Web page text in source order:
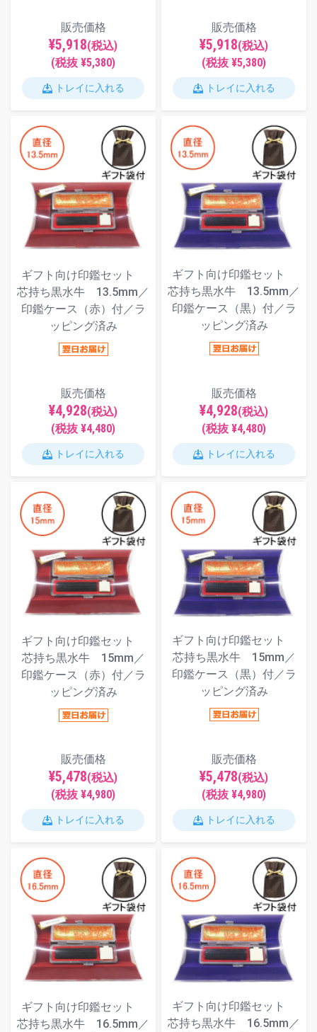
販売価格
¥5,918(税込)
(税抜 ¥5,380)
トレイに入れる
販売価格
¥5,918(税込)
(税抜 ¥5,380)
トレイに入れる
ギフト向け印鑑セット
芯持ち黒水牛 13.5mm／
印鑑ケース（赤）付／ラ
ッピング済み
販売価格
¥4,928(税込)
(税抜 ¥4,480)
トレイに入れる
ギフト向け印鑑セット
芯持ち黒水牛 13.5mm／
印鑑ケース（黒）付／ラ
ッピング済み
販売価格
¥4,928(税込)
(税抜 ¥4,480)
トレイに入れる
ギフト向け印鑑セット
芯持ち黒水牛 15mm／
印鑑ケース（赤）付／ラ
ッピング済み
販売価格
¥5,478(税込)
(税抜 ¥4,980)
トレイに入れる
ギフト向け印鑑セット
芯持ち黒水牛 15mm／
印鑑ケース（黒）付／ラ
ッピング済み
販売価格
¥5,478(税込)
(税抜 ¥4,980)
トレイに入れる
ギフト向け印鑑セット
芯持ち黒水牛 16.5mm／
ギフト向け印鑑セット
芯持ち黒水牛 16.5mm／